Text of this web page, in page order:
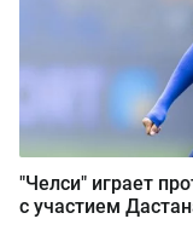
"Челси" играет
с участием